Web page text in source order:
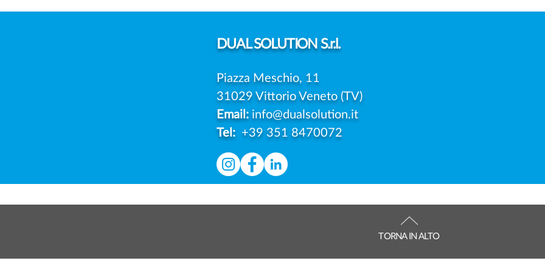
SCELGONO DI IMPUGNARE
CONSENSO DI ENTRAMBI I
DUALSOLUTION S.r.l.
Piazza Meschio, 11
31029 Vittorio Veneto (TV)
Email: info@dualsolution.it
Tel: +39 351 8470072
TORNA IN ALTO